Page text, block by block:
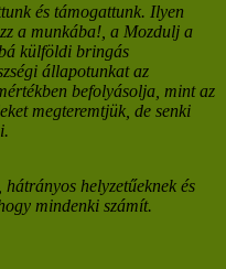
és támogattunk. Ilyen
a munkába!, a Mozdulj a
külföldi bringás
állapotunkat az
befolyásolja, mint az
megteremtjük, de senki
helyzetűeknek és
mindenki számít.